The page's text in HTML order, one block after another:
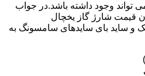
تواند وجود داشته باشد.در جواب
قیمت شارژ گاز یخچال
و ساید بای سایدهای سامسونگ به